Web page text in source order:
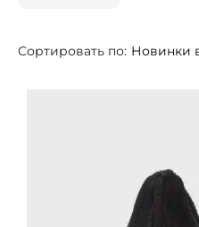
Сортировать по: Новинки